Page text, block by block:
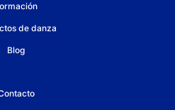
de danza
Blog